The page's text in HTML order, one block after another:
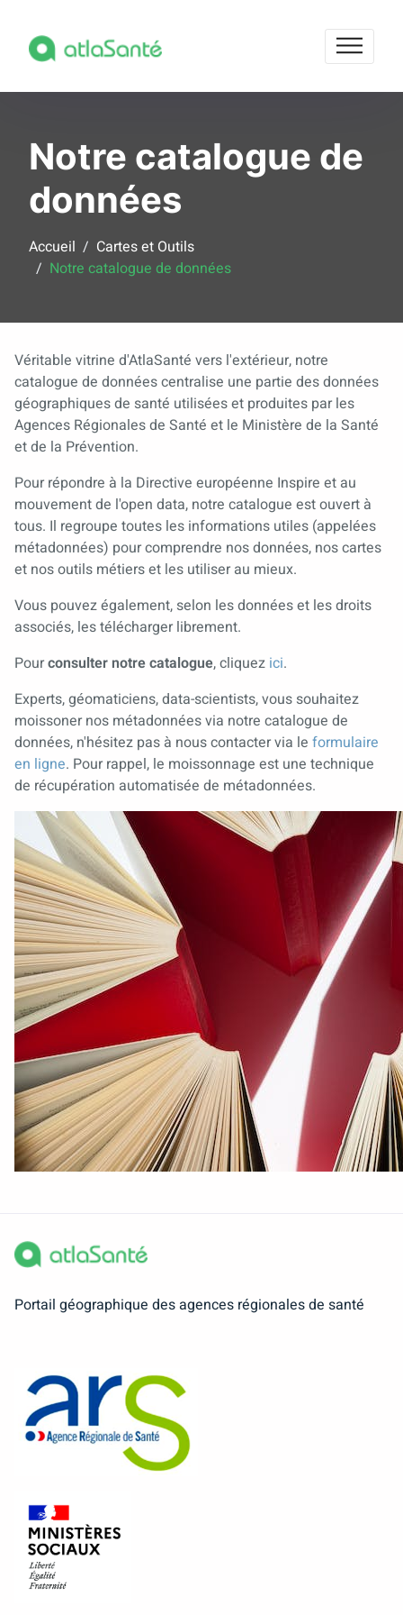
Notre catalogue de
données
Accueil
Cartes et Outils
Notre catalogue de données
Véritable vitrine d'AtlaSanté vers l'extérieur, notre
catalogue de données centralise une partie des données
géographiques de santé utilisées et produites par les
Agences Régionales de Santé et le Ministère de la Santé
et de la Prévention.
Pour répondre à la Directive européenne Inspire et au
mouvement de l'open data, notre catalogue est ouvert à
tous. Il regroupe toutes les informations utiles (appelées
métadonnées) pour comprendre nos données, nos cartes
et nos outils métiers et les utiliser au mieux.
Vous pouvez également, selon les données et les droits
associés, les télécharger librement.
Pourconsulter notre catalogue, cliquez ici.
Experts, géomaticiens, data-scientists, vous souhaitez
moissoner nos métadonnées via notre catalogue de
données, n'hésitez pas à nous contacter via le formulaire
en ligne. Pour rappel, le moissonnage est une technique
de récupération automatisée de métadonnées.
Portail géographique des agences régionales de santé